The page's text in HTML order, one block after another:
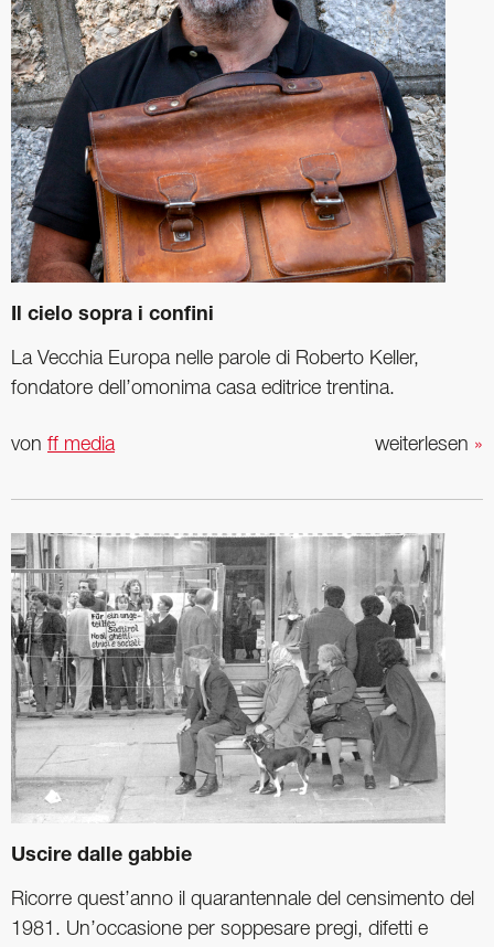
Il cielo sopra i confini
La Vecchia Europa nelle parole di Roberto Keller,
fondatore dell’omonima casa editrice trentina.
weiterlesen »
von ff media
Uscire dalle gabbie
Ricorre quest’anno il quarantennale del censimento del
1981. Un’occasione per soppesare pregi, difetti e